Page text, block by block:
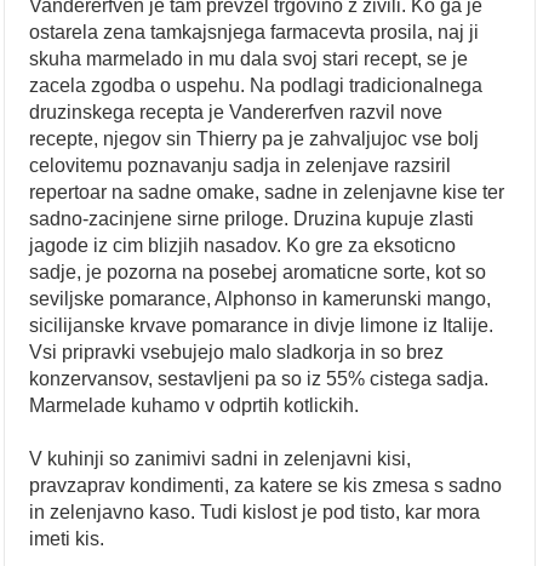
Vandererfven je tam prevzel trgovino z zivili. Ko ga je
ostarela zena tamkajsnjega farmacevta prosila, naj ji
skuha marmelado in mu dala svoj stari recept, se je
zacela zgodba o uspehu. Na podlagi tradicionalnega
druzinskega recepta je Vandererfven razvil nove
recepte, njegov sin Thierry pa je zahvaljujoc vse bolj
celovitemu poznavanju sadja in zelenjave razsiril
repertoar na sadne omake, sadne in zelenjavne kise ter
sadno-zacinjene sirne priloge. Druzina kupuje zlasti
jagode iz cim blizjih nasadov. Ko gre za eksoticno
sadje, je pozorna na posebej aromaticne sorte, kot so
seviljske pomarance, Alphonso in kamerunski mango,
sicilijanske krvave pomarance in divje limone iz Italije.
Vsi pripravki vsebujejo malo sladkorja in so brez
konzervansov, sestavljeni pa so iz 55% cistega sadja.
Marmelade kuhamo v odprtih kotlickih.
V kuhinji so zanimivi sadni in zelenjavni kisi,
pravzaprav kondimenti, za katere se kis zmesa s sadno
in zelenjavno kaso. Tudi kislost je pod tisto, kar mora
imeti kis.